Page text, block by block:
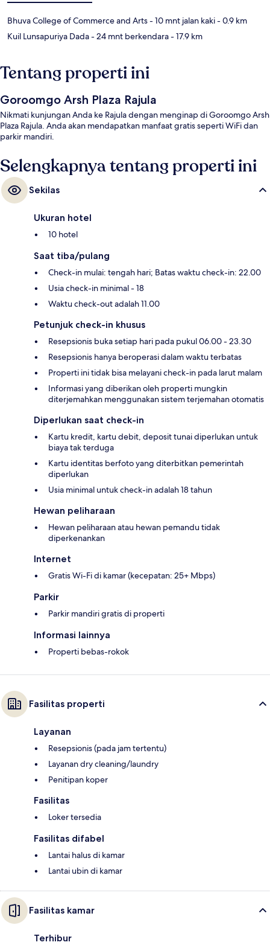
Bhuva College of Commerce and Arts- 10 mnt jalan kaki- 0.9 km
Kuil Lunsapuriya Dada- 24 mnt berkendara- 17.9 km
Tentang properti ini
Goroomgo Arsh Plaza Rajula
Nikmati kunjungan Anda ke Rajula dengan menginap di Goroomgo Arsh
Plaza Rajula. Anda akan mendapatkan manfaat gratis seperti WiFi dan
parkir mandiri.
Selengkapnya tentang properti ini
Sekilas
Ukuran hotel
10 hotel
Saat tiba/pulang
Check-in mulai: tengah hari; Batas waktu check-in: 22.00
Usia check-in minimal - 18
Waktu check-out adalah 11.00
Petunjuk check-in khusus
Resepsionis buka setiap hari pada pukul 06.00 - 23.30
Resepsionis hanya beroperasi dalam waktu terbatas
Properti ini tidak bisa melayani check-in pada larut malam
Informasi yang diberikan oleh properti mungkin
diterjemahkan menggunakan sistem terjemahan otomatis
Diperlukan saat check-in
Kartu kredit, kartu debit, deposit tunai diperlukan untuk
biaya tak terduga
Kartu identitas berfoto yang diterbitkan pemerintah
diperlukan
Usia minimal untuk check-in adalah 18 tahun
Hewan peliharaan
Hewan peliharaan atau hewan pemandu tidak
diperkenankan
Internet
Gratis Wi-Fi di kamar (kecepatan: 25+ Mbps)
Parkir
Parkir mandiri gratis di properti
Informasi lainnya
Properti bebas-rokok
Fasilitas properti
Layanan
Resepsionis (pada jam tertentu)
Layanan dry cleaning/laundry
Penitipan koper
Fasilitas
Loker tersedia
Fasilitas difabel
Lantai halus di kamar
Lantai ubin di kamar
Fasilitas kamar
Terhibur